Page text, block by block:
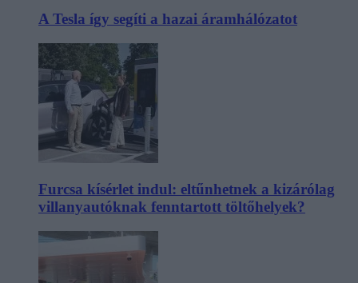
A Tesla így segíti a hazai áramhálózatot
Furcsa kísérlet indul: eltűnhetnek a kizárólag
villanyautóknak fenntartott töltőhelyek?